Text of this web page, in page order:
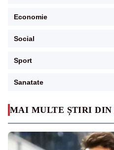
MAI MULTE ȘTIRI DIN
Economie
Social
Sport
Sanatate